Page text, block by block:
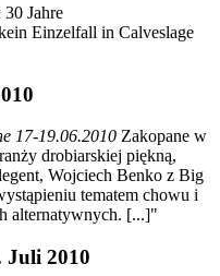
30 Jahre
Einzelfall in Calveslage
17-19.06.2010 Zakopane w
drobiarskiej piękną,
Wojciech Benko z Big
tematem chowu i
alternatywnych. [...]"
Juli 2010